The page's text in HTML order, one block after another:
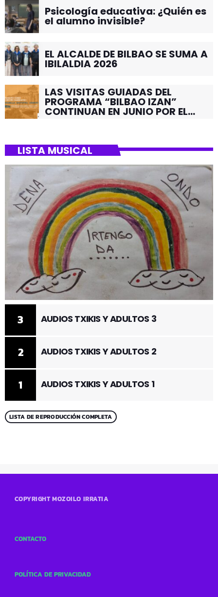
Psicología educativa: ¿Quién es
el alumno invisible?
EL ALCALDE DE BILBAO SE SUMA A
IBILALDIA 2026
LAS VISITAS GUIADAS DEL
PROGRAMA “BILBAO IZAN”
CONTINUAN EN JUNIO POR EL
LISTA MUSICAL
1 AUDIOS TXIKIS Y ADULTOS 1
2 AUDIOS TXIKIS Y ADULTOS 2
3 AUDIOS TXIKIS Y ADULTOS 3
LISTA DE REPRODUCCIÓN COMPLETA
COPYRIGHT MOZOILO IRRATIA
CONTACTO
POLÍTICA DE PRIVACIDAD